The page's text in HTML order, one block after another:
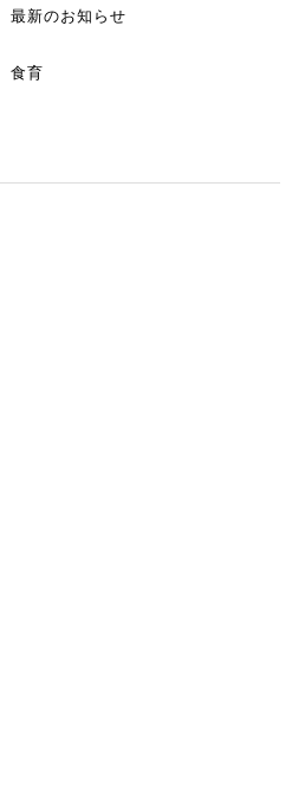
最新のお知らせ
食育